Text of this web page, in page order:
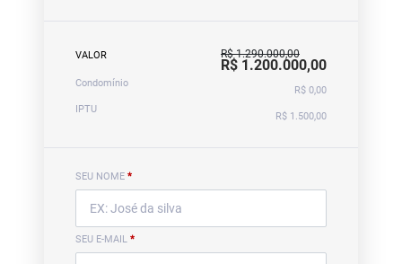
VALOR R$ 1.290.000,00
R$ 1.200.000,00
Condomínio
R$ 0,00
IPTU
R$ 1.500,00
SEU NOME *
SEU E-MAIL *